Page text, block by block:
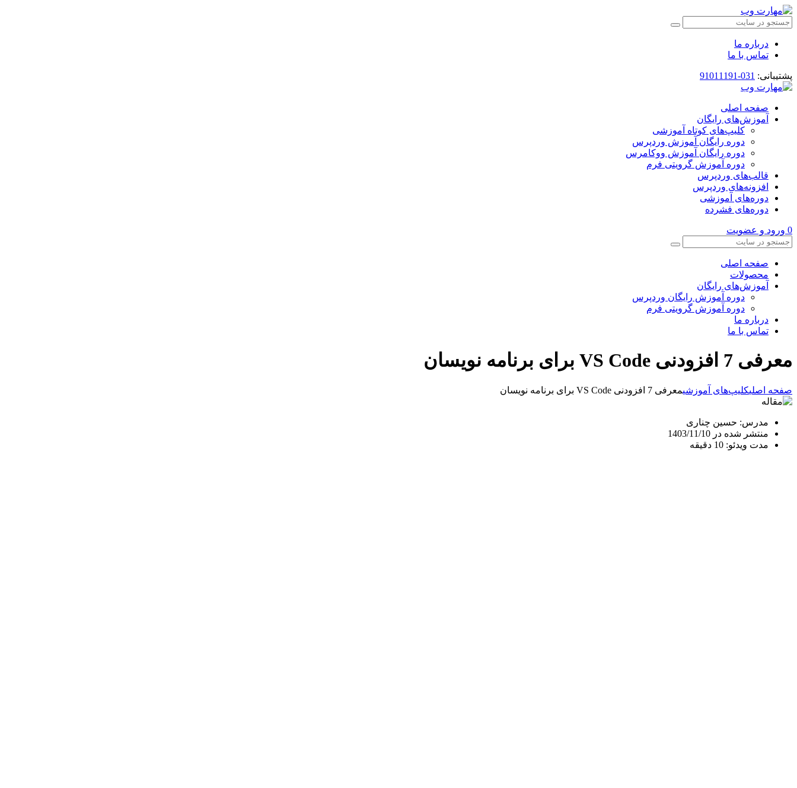
درباره ما
تماس با ما
پشتیبانی: 031-91011191
صفحه اصلی
آموزش‌های رایگان
کلیپ‌های کوتاه آموزشی
دوره رایگان آموزش وردپرس
دوره رایگان آموزش ووکامرس
دوره آموزش گرویتی فرم
قالب‌های وردپرس
افزونه‌های وردپرس
دوره‌های آموزشی
دوره‌های فشرده
0 ورود و عضویت
صفحه اصلی
محصولات
آموزش‌های رایگان
دوره آموزش رایگان وردپرس
دوره آموزش گرویتی فرم
درباره ما
تماس با ما
معرفی 7 افزودنی VS Code برای برنامه نویسان
صفحه اصلیکلیپ‌های آموزشیمعرفی 7 افزودنی VS Code برای برنامه نویسان
مدرس: حسین چناری
منتشر شده در 1403/11/10
مدت ویدئو: 10 دقیقه